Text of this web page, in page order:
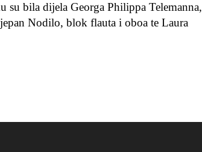
su bila dijela Georga Philippa Telemanna,
Nodilo, blok flauta i oboa te Laura